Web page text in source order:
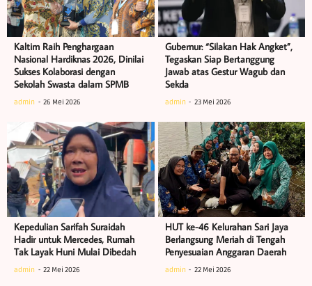
Kaltim Raih Penghargaan
Nasional Hardiknas 2026, Dinilai
Sukses Kolaborasi dengan
Sekolah Swasta dalam SPMB
admin 26 Mei 2026
Gubernur: “Silakan Hak Angket”,
Tegaskan Siap Bertanggung
Jawab atas Gestur Wagub dan
Sekda
admin 23 Mei 2026
Kepedulian Sarifah Suraidah
Hadir untuk Mercedes, Rumah
Tak Layak Huni Mulai Dibedah
admin 22 Mei 2026
HUT ke-46 Kelurahan Sari Jaya
Berlangsung Meriah di Tengah
Penyesuaian Anggaran Daerah
admin 22 Mei 2026